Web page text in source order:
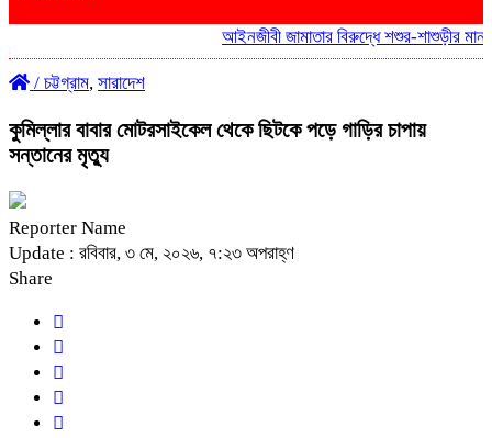
আইনজীবী জামাতার বিরুদ্ধে শশুর-শাশুড়ীর
/ চট্টগ্রাম, সারাদেশ
কুমিল্লার বাবার মোটরসাইকেল থেকে ছিটকে পড়ে গাড়ির চাপায়
সন্তানের মৃত্যু
Reporter Name
Update : রবিবার, ৩ মে, ২০২৬, ৭:২৩ অপরাহ্ণ
Share